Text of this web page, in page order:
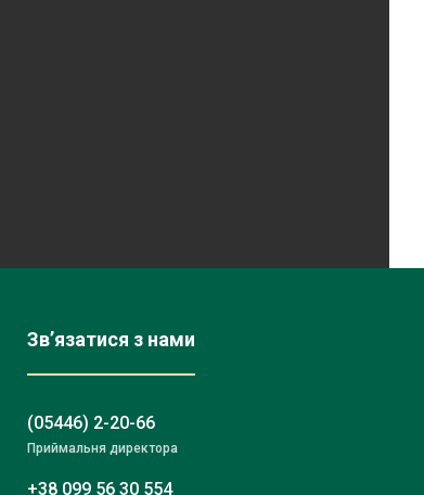
Зв’язатися з нами
(05446) 2-20-66
Приймальня директора
+38 099 56 30 554